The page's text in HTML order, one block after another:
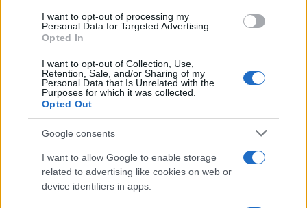
consent section.
I want to opt-out of processing my
Personal Data for Targeted Advertising.
Opted In
I want to opt-out of Collection, Use,
Retention, Sale, and/or Sharing of my
Personal Data that Is Unrelated with the
Purposes for which it was collected.
Opted Out
Google consents
I want to allow Google to enable storage
related to advertising like cookies on web or
device identifiers in apps.
Francia
Germania
Investieren24
News Hub UK